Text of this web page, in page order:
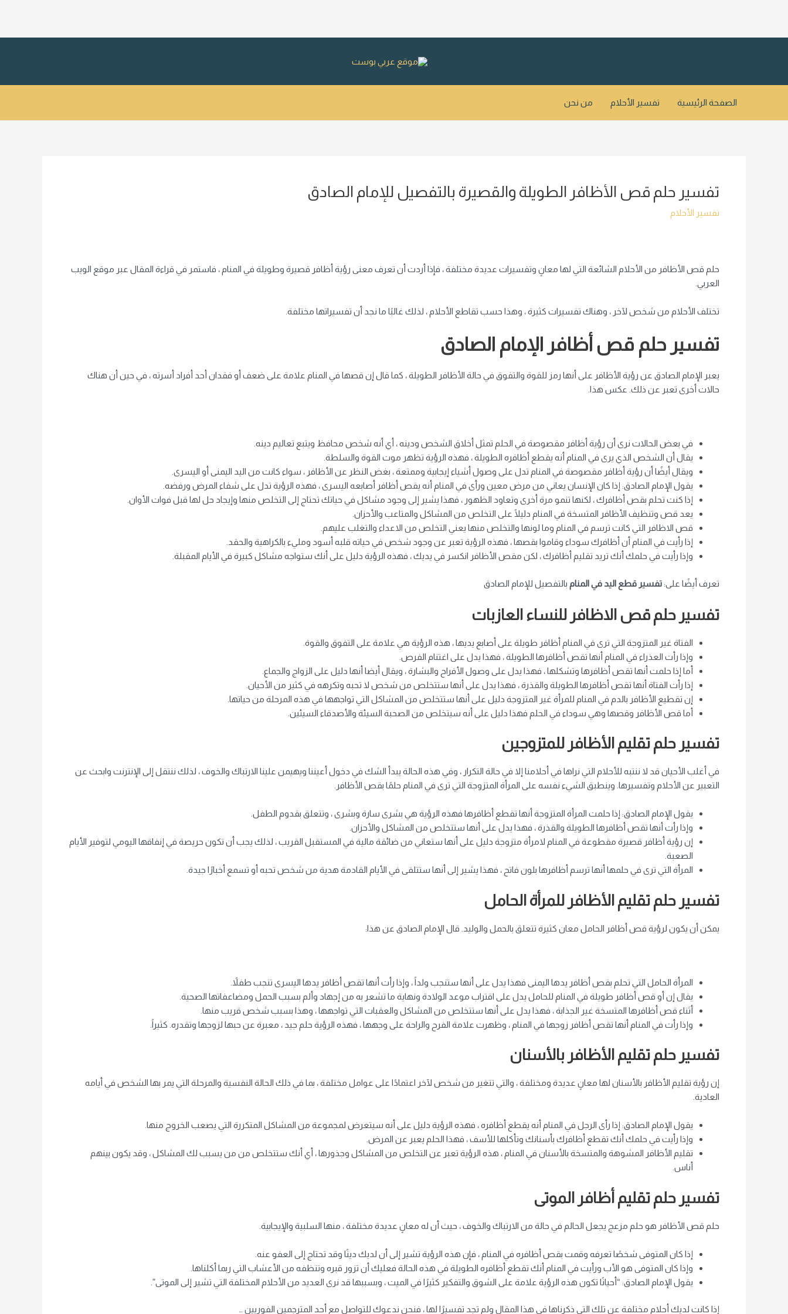
الصفحة الرئيسية تفسير الأحلام من نحن
تفسير حلم قص الأظافر الطويلة والقصيرة بالتفصيل للإمام الصادق
تفسير الأحلام
حلم قص الأظافر من الأحلام الشائعة التي لها معانٍ وتفسيرات عديدة مختلفة ، فإذا أردت أن تعرف معنى رؤية أظافر قصيرة وطويلة في المنام ، فاستمر في قراءة المقال عبر موقع الويب
العربي.
تختلف الأحلام من شخص لآخر ، وهناك تفسيرات كثيرة ، وهذا حسب تقاطع الأحلام ، لذلك غالبًا ما نجد أن تفسيراتها مختلفة.
تفسير حلم قص أظافر الإمام الصادق
يعبر الإمام الصادق عن رؤية الأظافر على أنها رمز للقوة والتفوق في حالة الأظافر الطويلة ، كما قال إن قصها في المنام علامة على ضعف أو فقدان أحد أفراد أسرته ، في حين أن هناك
حالات أخرى تعبر عن ذلك. عكس هذا.
في بعض الحالات نرى أن رؤية أظافر مقصوصة في الحلم تمثل أخلاق الشخص ودينه ، أي أنه شخص محافظ ويتبع تعاليم دينه.
يقال أن الشخص الذي يرى في المنام أنه يقطع أظافره الطويلة ، فهذه الرؤية تظهر موت القوة والسلطة.
ويقال أيضًا أن رؤية أظافر مقصوصة في المنام تدل على وصول أشياء إيجابية وممتعة ، بغض النظر عن الأظافر ، سواء كانت من اليد اليمنى أو اليسرى.
يقول الإمام الصادق: إذا كان الإنسان يعاني من مرض معين ورأى في المنام أنه يقص أظافر أصابعه اليسرى ، فهذه الرؤية تدل على شفاء المرض ورفضه.
إذا كنت تحلم بقص أظافرك ، لكنها تنمو مرة أخرى وتعاود الظهور ، فهذا يشير إلى وجود مشاكل في حياتك تحتاج إلى التخلص منها وإيجاد حل لها قبل فوات الأوان.
يعد قص وتنظيف الأظافر المتسخة في المنام دليلًا على التخلص من المشاكل والمتاعب والأحزان.
قص الاظافر التي كانت ترسم في المنام وما لونها والتخلص منها يعني التخلص من الاعداء والتغلب عليهم.
إذا رأيت في المنام أن أظافرك سوداء وقاموا بقصها ، فهذه الرؤية تعبر عن وجود شخص في حياته قلبه أسود ومليء بالكراهية والحقد.
وإذا رأيت في حلمك أنك تريد تقليم أظافرك ، لكن مقص الأظافر انكسر في يديك ، فهذه الرؤية دليل على أنك ستواجه مشاكل كبيرة في الأيام المقبلة.
تعرف أيضًا على: تفسير قطع اليد في المنام بالتفصيل للإمام الصادق
تفسير حلم قص الاظافر للنساء العازبات
الفتاة غير المتزوجة التي ترى في المنام أظافر طويلة على أصابع يديها ، هذه الرؤية هي علامة على التفوق والقوة.
وإذا رأت العذراء في المنام أنها تقص أظافرها الطويلة ، فهذا يدل على اغتنام الفرص.
أما إذا حلمت أنها تقص أظافرها وتشكلها ، فهذا يدل على وصول الأفراح والبشارة ، ويقال أيضا أنها دليل على الزواج والجماع.
إذا رأت الفتاة أنها تقص أظافرها الطويلة والقذرة ، فهذا يدل على أنها ستتخلص من شخص لا تحبه وتكرهه في كثير من الأحيان.
إن تقطيع الأظافر بالدم في المنام للمرأة غير المتزوجة دليل على أنها ستتخلص من المشاكل التي تواجهها في هذه المرحلة من حياتها.
أما قص الأظافر وقصها وهي سوداء في الحلم فهذا دليل على أنه سيتخلص من الصحبة السيئة والأصدقاء السيئين.
تفسير حلم تقليم الأظافر للمتزوجين
في أغلب الأحيان قد لا ننتبه للأحلام التي نراها في أحلامنا إلا في حالة التكرار ، وفي هذه الحالة يبدأ الشك في دخول أعيننا ويهيمن علينا الارتباك والخوف ، لذلك ننتقل إلى الإنترنت وابحث عن
التعبير عن الأحلام وتفسيرها. وينطبق الشيء نفسه على المرأة المتزوجة التي ترى في المنام حلمًا بقص الأظافر.
يقول الإمام الصادق: إذا حلمت المرأة المتزوجة أنها تقطع أظافرها فهذه الرؤية هي بشرى سارة وبشرى ، وتتعلق بقدوم الطفل.
وإذا رأت أنها تقص أظافرها الطويلة والقذرة ، فهذا يدل على أنها ستتخلص من المشاكل والأحزان.
إن رؤية أظافر قصيرة مقطوعة في المنام لامرأة متزوجة دليل على أنها ستعاني من ضائقة مالية في المستقبل القريب ، لذلك يجب أن تكون حريصة في إنفاقها اليومي لتوفير الأيام
الصعبة.
المرأة التي ترى في حلمها أنها ترسم أظافرها بلون فاتح ، فهذا يشير إلى أنها ستتلقى في الأيام القادمة هدية من شخص تحبه أو تسمع أخبارًا جيدة.
تفسير حلم تقليم الأظافر للمرأة الحامل
يمكن أن يكون لرؤية قص أظافر الحامل معان كثيرة تتعلق بالحمل والوليد. قال الإمام الصادق عن هذا:
المرأة الحامل التي تحلم بقص أظافر يدها اليمنى فهذا يدل على أنها ستنجب ولداً ، وإذا رأت أنها تقص أظافر يدها اليسرى تنجب طفلاً.
يقال إن أو قص أظافر طويلة في المنام للحامل يدل على اقتراب موعد الولادة ونهاية ما تشعر به من إجهاد وألم بسبب الحمل ومضاعفاتها الصحية.
أثناء قص أظافرها المتسخة غير الجذابة ، فهذا يدل على أنها ستتخلص من المشاكل والعقبات التي تواجهها ، وهذا بسبب شخص قريب منها.
وإذا رأت في المنام أنها تقص أظافر زوجها في المنام ، وظهرت علامة الفرح والراحة على وجهها ، فهذه الرؤية حلم جيد ، معبرة عن حبها لزوجها وتقدره. كثيراً.
تفسير حلم تقليم الأظافر بالأسنان
إن رؤية تقليم الأظافر بالأسنان لها معانٍ عديدة ومختلفة ، والتي تتغير من شخص لآخر اعتمادًا على عوامل مختلفة ، بما في ذلك الحالة النفسية والمرحلة التي يمر بها الشخص في أيامه
العادية.
يقول الإمام الصادق: إذا رأى الرجل في المنام أنه يقطع أظافره ، فهذه الرؤية دليل على أنه سيتعرض لمجموعة من المشاكل المتكررة التي يصعب الخروج منها.
وإذا رأيت في حلمك أنك تقطع أظافرك بأسنانك وتأكلها للأسف ، فهذا الحلم يعبر عن المرض.
تقليم الأظافر المشوهة والمتسخة بالأسنان في المنام ، هذه الرؤية تعبر عن التخلص من المشاكل وجذورها ، أي أنك ستتخلص من من يسبب لك المشاكل ، وقد يكون بينهم
أناس.
تفسير حلم تقليم أظافر الموتى
حلم قص الأظافر هو حلم مزعج يجعل الحالم في حالة من الارتباك والخوف ، حيث أن له معانٍ عديدة مختلفة ، منها السلبية والإيجابية.
إذا كان المتوفى شخصًا تعرفه وقمت بقص أظافره في المنام ، فإن هذه الرؤية تشير إلى أن لديك دينًا وقد تحتاج إلى العفو عنه.
وإذا كان المتوفى هو الأب ورأيت في المنام أنك تقطع أظافره الطويلة في هذه الحالة فعليك أن تزور قبره وتنظفه من الأعشاب التي ربما أكلناها.
يقول الإمام الصادق: “أحيانًا تكون هذه الرؤية علامة على الشوق والتفكير كثيرًا في الميت ، وبسببها قد نرى العديد من الأحلام المختلفة التي تشير إلى الموتى”.
إذا كانت لديك أحلام مختلفة عن تلك التي ذكرناها في هذا المقال ولم تجد تفسيرًا لها ، فنحن ندعوك للتواصل مع أحد المترجمين الفوريين …